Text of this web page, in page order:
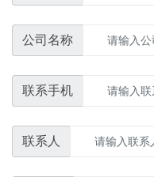
公司名称
联系手机
联系人